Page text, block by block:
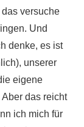
versuche
Und
denke, es ist
unserer
eigene
das reicht
ich mich für